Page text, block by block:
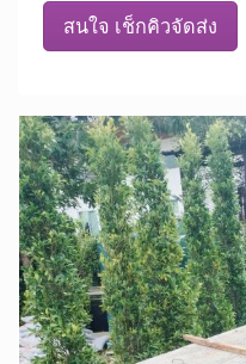
สนใจ เช็กคิวจัดส่ง